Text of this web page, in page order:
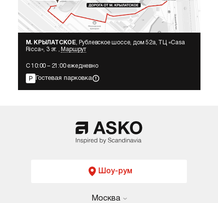
М. КРЫЛАТСКОЕ, Рублевское шоссе, дом 52а, ТЦ «Сasa
Ricca», 3 эт. ,
Маршрут
С 10:00 – 21:00 ежедневно
Гостевая парковка
Шоу-рум
Москва